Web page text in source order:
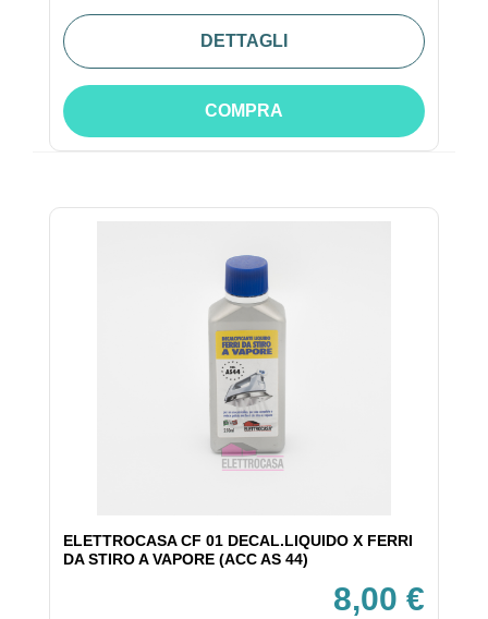
DETTAGLI
COMPRA
ELETTROCASA CF 01 DECAL.LIQUIDO X FERRI
DA STIRO A VAPORE (ACC AS 44)
8,00 €